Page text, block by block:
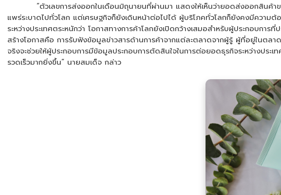
“ตัวเลขการส่งออกในเดือนมิถุนายนที่ผ่านมา แสดงให้เห็นว่ายอดส่งออกสินค้าขอ
แพร่ระบาดไปทั่วโลก แต่เศรษฐกิจก็ยังเดินหน้าต่อไปได้ ผู้บริโภคทั่วโลกก็ยังคงมีความ
ระหว่างประเทศตระหนักว่า โอกาสทางการค้าโลกยังเปิดกว้างเสมอสำหรับผู้ประกอบ
สร้างโอกาสคือ การรับฟังข้อมูลข่าวสารด้านการค้าจากแต่ละตลาดจากผู้รู้ ผู้ที่อยู่ในตล
จริงจะช่วยให้ผู้ประกอบการมีข้อมูลประกอบการตัดสินใจในการต่อยอดธุรกิจระหว่างปร
รวดเร็วมากยิ่งขึ้น” นายสมเด็จ กล่าว